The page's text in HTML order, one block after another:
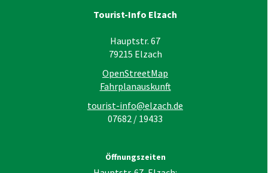
Tourist-Info Elzach
Hauptstr. 67
79215 Elzach
OpenStreetMap
Fahrplanauskunft
tourist-info@elzach.de
07682 / 19433
Öffnungszeiten